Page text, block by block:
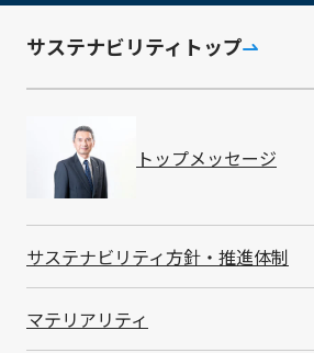
サステナビリティトップ
トップメッセージ
サステナビリティ方針・推進体制
マテリアリティ
コンプライアンス
BCM
情報セキュリティ・知的財産